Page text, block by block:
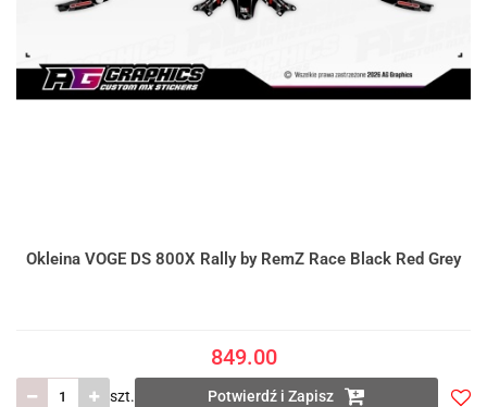
Okleina VOGE DS 800X Rally by RemZ Race Black Red Grey
849.00
szt. Potwierdź i Zapisz